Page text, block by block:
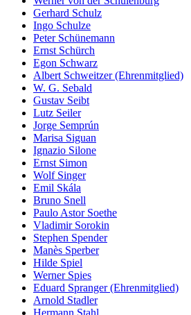
Gerhard Schulz
Ingo Schulze
Peter Schünemann
Ernst Schürch
Egon Schwarz
Albert Schweitzer (Ehrenmitglied)
W. G. Sebald
Gustav Seibt
Lutz Seiler
Jorge Semprún
Marisa Siguan
Ignazio Silone
Ernst Simon
Wolf Singer
Emil Skála
Bruno Snell
Paulo Astor Soethe
Vladimir Sorokin
Stephen Spender
Manès Sperber
Hilde Spiel
Werner Spies
Eduard Spranger (Ehrenmitglied)
Arnold Stadler
Hermann Stahl